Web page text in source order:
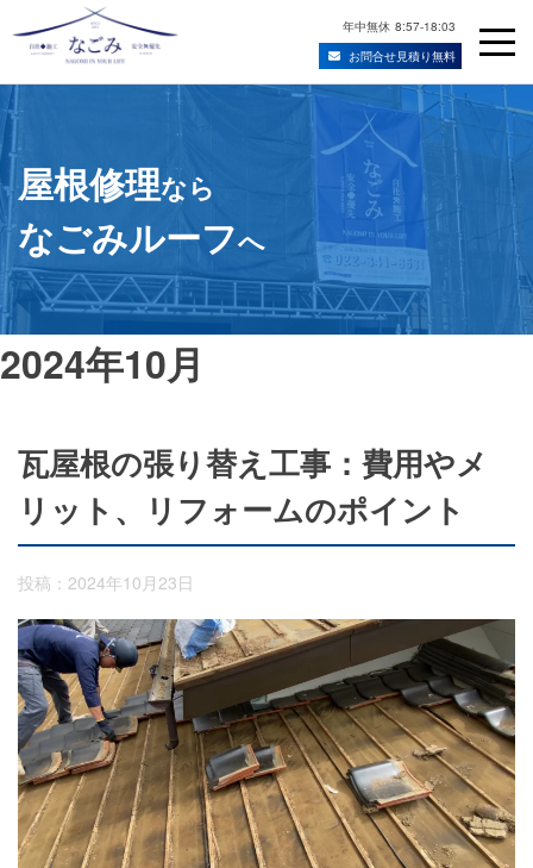
Skip
to
content
年中無休 8:57-18:03
お問合せ見積り無料
宮城県仙台市の屋根修理・雨漏り修理業者
屋根修理なら
なごみルーフへ
2024年10月
瓦屋根の張り替え工事：費用やメ
リット、リフォームのポイント
投稿：2024年10月23日